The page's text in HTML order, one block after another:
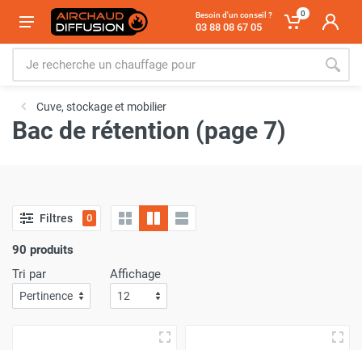
Besoin d'un conseil ?
03 88 08 67 05
0
Cuve, stockage et mobilier
Bac de rétention (page 7)
Filtres 0
90 produits
Tri par
Affichage